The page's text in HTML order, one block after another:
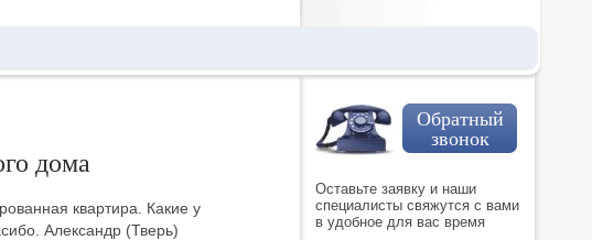
дома
квартира. Какие у
Александр (Тверь)
Обратный
звонок
Оставьте заявку и наши
специалисты свяжутся с вами
в удобное для вас время